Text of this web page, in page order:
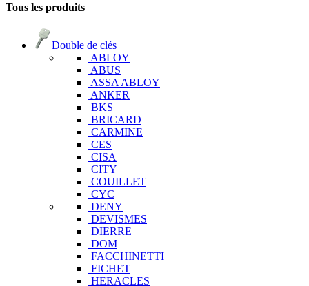
Tous les produits
Double de clés
ABLOY
ABUS
ASSA ABLOY
ANKER
BKS
BRICARD
CARMINE
CES
CISA
CITY
COUILLET
CYC
DENY
DEVISMES
DIERRE
DOM
FACCHINETTI
FICHET
HERACLES